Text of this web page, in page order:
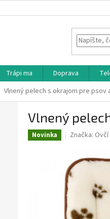
Trápi ma Doprava
Vlnený pelech s okrajom pre psov
Vlnený
Novinka Značka: